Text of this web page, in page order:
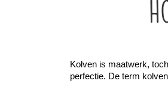
Kolven is maatwerk,
perfectie. De term